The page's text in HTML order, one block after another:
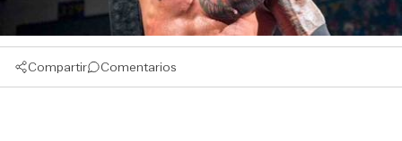
Compartir Comentarios